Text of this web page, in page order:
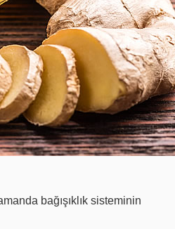
bağışıklık sisteminin